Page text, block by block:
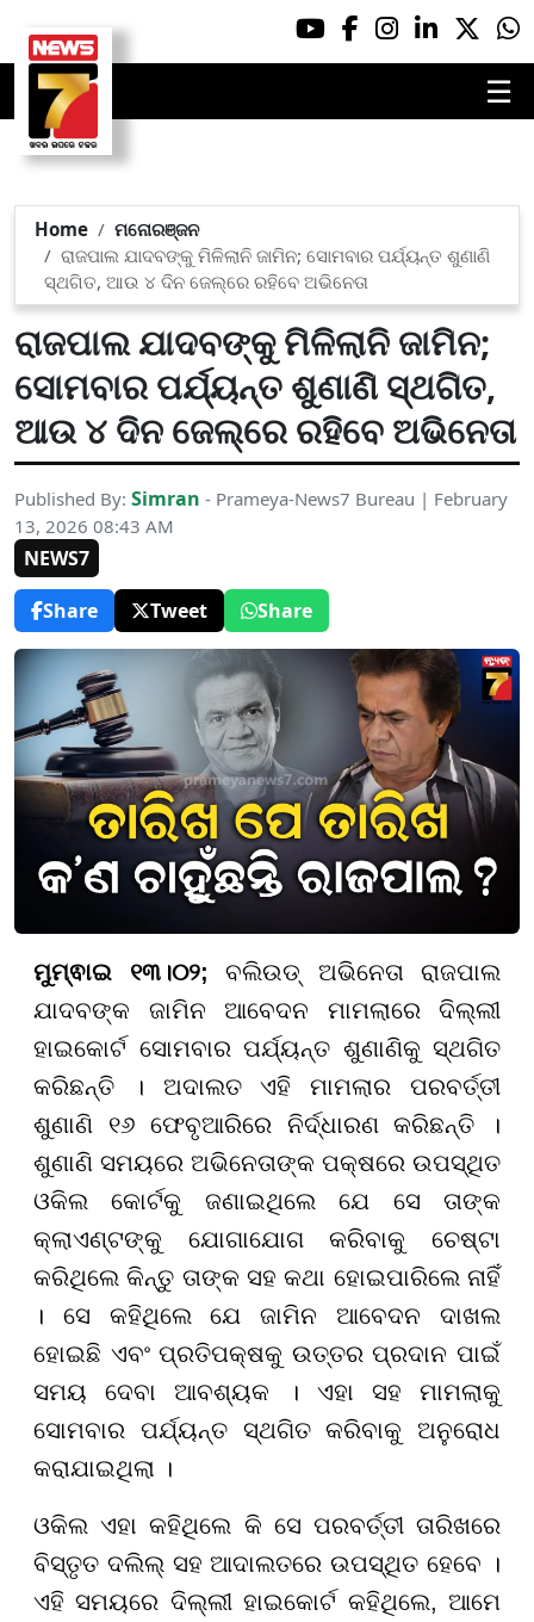
☰
Home
ମନୋରଞ୍ଜନ
ରାଜପାଲ ଯାଦବଙ୍କୁ ମିଳିଲାନି ଜାମିନ; ସୋମବାର ପର୍ଯ୍ୟନ୍ତ ଶୁଣାଣି
ସ୍ଥଗିତ, ଆଉ ୪ ଦିନ ଜେଲ୍‌ରେ ରହିବେ ଅଭିନେତା
ରାଜପାଲ ଯାଦବଙ୍କୁ ମିଳିଲାନି ଜାମିନ;
ସୋମବାର ପର୍ଯ୍ୟନ୍ତ ଶୁଣାଣି ସ୍ଥଗିତ,
ଆଉ ୪ ଦିନ ଜେଲ୍‌ରେ ରହିବେ ଅଭିନେତା
Published By: Simran - Prameya-News7 Bureau | February
13, 2026 08:43 AM
NEWS7
Share
Tweet Share
ମୁମ୍ଵାଇ ୧୩।୦୨; ବଲିଉଡ୍ ଅଭିନେତା ରାଜପାଲ
ଯାଦବଙ୍କ ଜାମିନ ଆବେଦନ ମାମଲାରେ ଦିଲ୍ଲୀ
ହାଇକୋର୍ଟ ସୋମବାର ପର୍ଯ୍ୟନ୍ତ ଶୁଣାଣିକୁ ସ୍ଥଗିତ
କରିଛନ୍ତି । ଅଦାଲତ ଏହି ମାମଲାର ପରବର୍ତ୍ତୀ
ଶୁଣାଣି ୧୬ ଫେବୃଆରିରେ ନିର୍ଦ୍ଧାରଣ କରିଛନ୍ତି ।
ଶୁଣାଣି ସମୟରେ ଅଭିନେତାଙ୍କ ପକ୍ଷରେ ଉପସ୍ଥିତ
ଓକିଲ କୋର୍ଟକୁ ଜଣାଇଥିଲେ ଯେ ସେ ତାଙ୍କ
କ୍ଲାଏଣ୍ଟଙ୍କୁ ଯୋଗାଯୋଗ କରିବାକୁ ଚେଷ୍ଟା
କରିଥିଲେ କିନ୍ତୁ ତାଙ୍କ ସହ କଥା ହୋଇପାରିଲେ ନାହିଁ
। ସେ କହିଥିଲେ ଯେ ଜାମିନ ଆବେଦନ ଦାଖଲ
ହୋଇଛି ଏବଂ ପ୍ରତିପକ୍ଷକୁ ଉତ୍ତର ପ୍ରଦାନ ପାଇଁ
ସମୟ ଦେବା ଆବଶ୍ୟକ । ଏହା ସହ ମାମଲାକୁ
ସୋମବାର ପର୍ଯ୍ୟନ୍ତ ସ୍ଥଗିତ କରିବାକୁ ଅନୁରୋଧ
କରାଯାଇଥିଲା ।
ଓକିଲ ଏହା କହିଥିଲେ କି ସେ ପରବର୍ତ୍ତୀ ତାରିଖରେ
ବିସ୍ତୃତ ଦଲିଲ୍ ସହ ଆଦାଲତରେ ଉପସ୍ଥିତ ହେବେ ।
ଏହି ସମୟରେ ଦିଲ୍ଲୀ ହାଇକୋର୍ଟ କହିଥିଲେ, ଆମେ